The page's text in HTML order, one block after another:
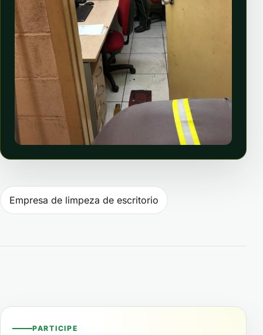
Navegação de Post
Empresa de limpeza de escritorio
PARTICIPE